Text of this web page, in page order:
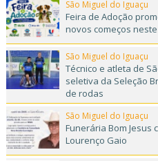
São Miguel do Iguaçu
Feira de Adoção
novos começos
São Miguel do Iguaçu
Técnico e atleta de
seletiva da Seleção
de rodas
São Miguel do Iguaçu
Funerária Bom Jesus
Lourenço Gaio